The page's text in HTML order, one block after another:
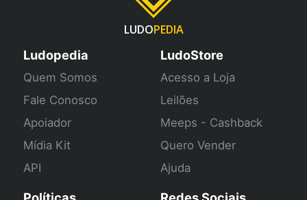
LUDOPEDIA
Ludopedia
Quem Somos
Fale Conosco
Apoiador
Mídia Kit
API
LudoStore
Acesso a Loja
Leilões
Meeps - Cashback
Quero Vender
Ajuda